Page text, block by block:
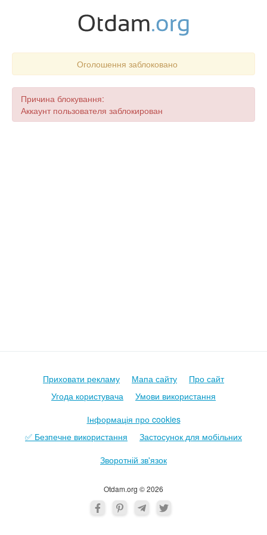
Оголошення заблоковано
Причина блокування:
Аккаунт пользователя заблокирован
Otdam.org © 2026
Приховати рекламу Мапа сайту
Про сайт
Угода користувача
Умови використання
Інформація про cookies
✅ Безпечне використання
Застосунок для мобільних
Зворотній зв'язок